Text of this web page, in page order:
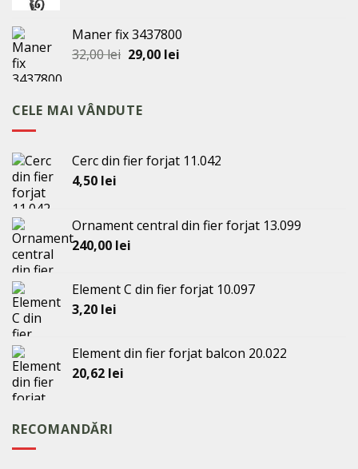
fost:
460,00 lei.
Maner fix 3437800
32,00lei Prețul
fost:
32,00 lei.
29,00 leiPrețul
CELE MAI VÂNDUTE
Cerc din fier forjat 11.042
4,50 lei
Ornament central din fier forjat 13.099
240,00 lei
Element C din fier forjat 10.097
3,20 lei
Element din fier forjat balcon 20.022
20,62 lei
RECOMANDĂRI